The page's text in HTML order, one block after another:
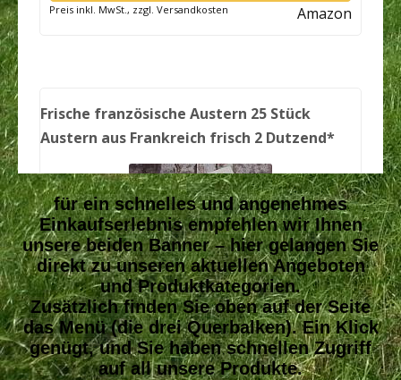
für ein schnelles und angenehmes
Einkaufserlebnis empfehlen wir Ihnen
unsere beiden Banner – hier gelangen Sie
direkt zu unseren aktuellen Angeboten
und Produktkategorien.
Zusätzlich finden Sie oben auf der Seite
das Menü (die drei Querbalken). Ein Klick
genügt, und Sie haben schnellen Zugriff
auf all unsere Produkte.